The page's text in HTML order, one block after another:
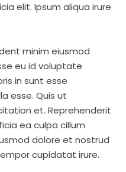
elit. Ipsum aliqua irure
minim eiusmod
eu id voluptate
in sunt esse
esse. Quis ut
et. Reprehenderit
ea culpa cillum
dolore et nostrud
cupidatat irure.